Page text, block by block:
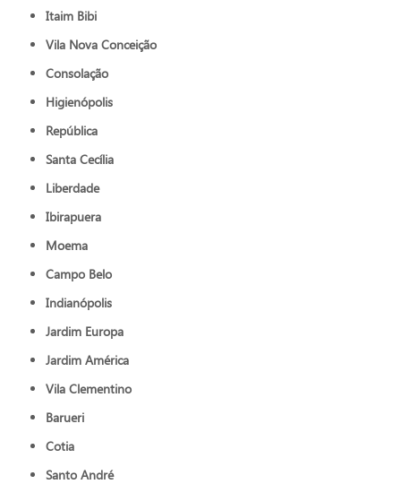
Itaim Bibi
Vila Nova Conceição
Consolação
Higienópolis
República
Santa Cecília
Liberdade
Ibirapuera
Moema
Campo Belo
Indianópolis
Jardim Europa
Jardim América
Vila Clementino
Barueri
Cotia
Santo André